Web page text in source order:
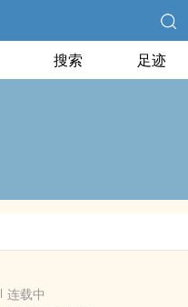
搜索 足迹
连载中